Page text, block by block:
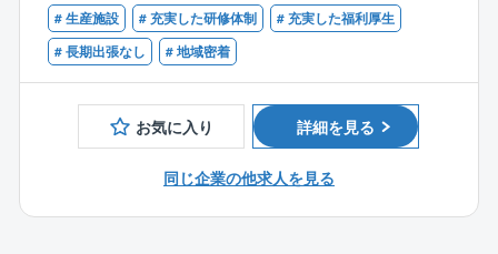
同社には、現在70代でご活躍されている方もいます。
■業務詳細:
基本的な業務内容は大手メーカー工場の設備維持メン
テナンスや改修工事の施工管理業務がメインとなりま
その他、下記の業務も徐々にお任せしていきます。
【建物内部での業務】
・生産設備のための電気工事
# 生産施設 # 充実した研修体制
# 充実した福利厚生
# 長期出張なし
# 地域密着
お気に入り 詳細を見る
同じ企業の他求人を見る